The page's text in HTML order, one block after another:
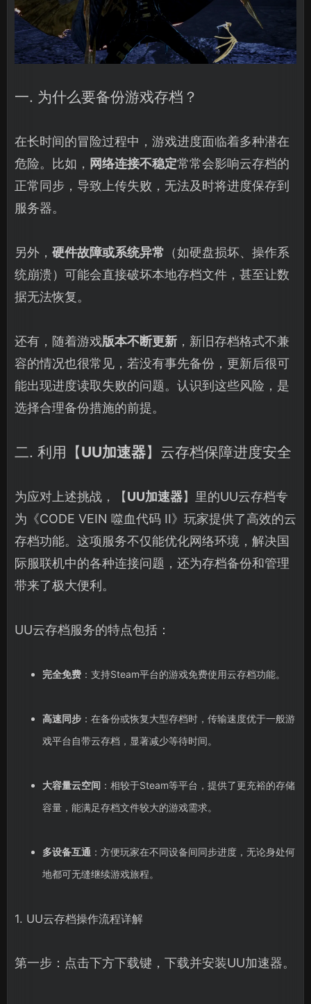
一. 为什么要备份游戏存档？
在长时间的冒险过程中，游戏进度面临着多种潜在
危险。比如， 网络连接不稳定常常会影响云存档的
正常同步，导致上传失败，无法及时将进度保存到
服务器。
另外， 硬件故障或系统异常 （如硬盘损坏、操作系
统崩溃）可能会直接破坏本地存档文件，甚至让数
据无法恢复。
还有，随着游戏版本不断更新 ，新旧存档格式不兼
容的情况也很常见，若没有事先备份，更新后很可
能出现进度读取失败的问题。认识到这些风险，是
选择合理备份措施的前提。
二. 利用【UU加速器】云存档保障进度安全
为应对上述挑战，【UU加速器】里的UU云存档专
为《CODE VEIN 噬血代码 II》玩家提供了高效的云
存档功能。这项服务不仅能优化网络环境，解决国
际服联机中的各种连接问题，还为存档备份和管理
带来了极大便利。
UU云存档服务的特点包括：
完全免费：支持Steam平台的游戏免费使用云存档功能。
高速同步：在备份或恢复大型存档时，传输速度优于一般游
戏平台自带云存档，显著减少等待时间。
大容量云空间 ：相较于Steam等平台，提供了更充裕的存储
容量，能满足存档文件较大的游戏需求。
多设备互通：方便玩家在不同设备间同步进度，无论身处何
地都可无缝继续游戏旅程。
1. UU云存档操作流程详解
第一步：点击下方下载键，下载并安装UU加速器。